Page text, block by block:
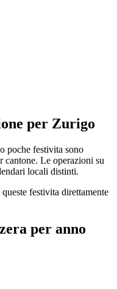
per Zurigo
poche festivita sono
cantone. Le operazioni su
locali distinti.
festivita direttamente
per anno